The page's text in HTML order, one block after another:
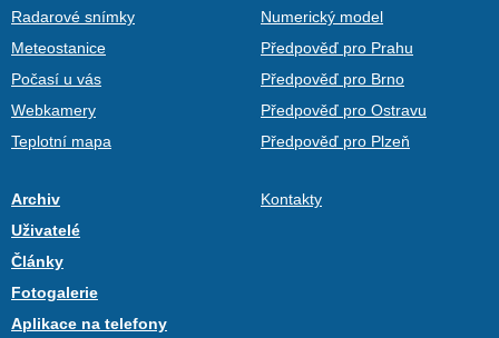
Radarové snímky
Meteostanice
Počasí u vás
Webkamery
Teplotní mapa
Numerický model
Předpověď pro Prahu
Předpověď pro Brno
Předpověď pro Ostravu
Předpověď pro Plzeň
Archiv
Uživatelé
Články
Fotogalerie
Aplikace na telefony
Kontakty